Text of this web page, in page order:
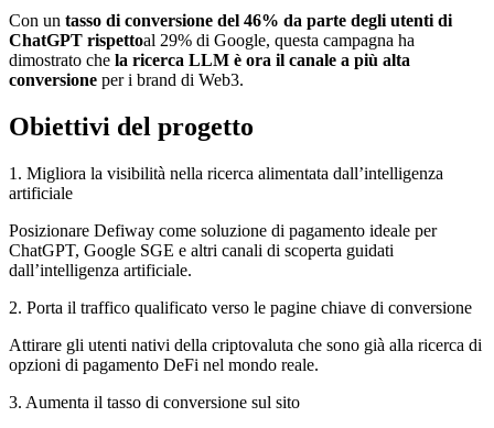
Con un tasso di conversione del 46% da parte degli utenti di
ChatGPT rispettoal 29% di Google, questa campagna ha
dimostrato che la ricerca LLM è ora il canale a più alta
conversione per i brand di Web3.
Obiettivi del progetto
1. Migliora la visibilità nella ricerca alimentata dall’intelligenza
artificiale
Posizionare Defiway come soluzione di pagamento ideale per
ChatGPT, Google SGE e altri canali di scoperta guidati
dall’intelligenza artificiale.
2. Porta il traffico qualificato verso le pagine chiave di conversione
Attirare gli utenti nativi della criptovaluta che sono già alla ricerca di
opzioni di pagamento DeFi nel mondo reale.
3. Aumenta il tasso di conversione sul sito